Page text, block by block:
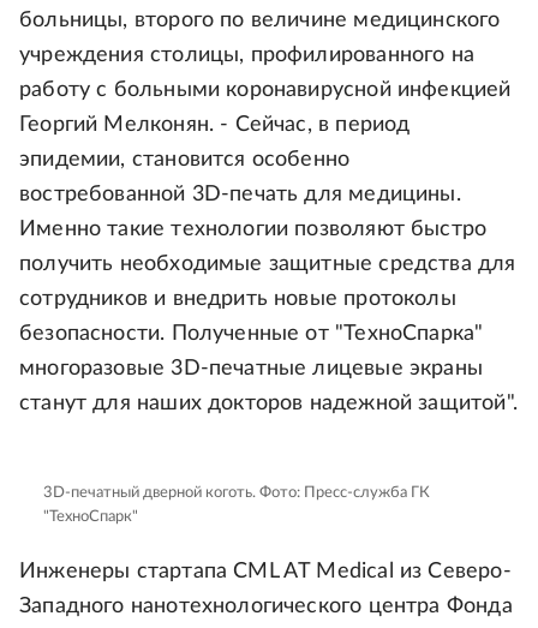
больницы, второго по величине медицинского
учреждения столицы, профилированного на
работу с больными коронавирусной инфекцией
Георгий Мелконян. - Сейчас, в период
эпидемии, становится особенно
востребованной 3D-печать для медицины.
Именно такие технологии позволяют быстро
получить необходимые защитные средства для
сотрудников и внедрить новые протоколы
безопасности. Полученные от "ТехноСпарка"
многоразовые 3D-печатные лицевые экраны
станут для наших докторов надежной защитой".
3D-печатный дверной коготь. Фото: Пресс-служба ГК
"ТехноСпарк"
Инженеры стартапа CML AT Medical из Северо-
Западного нанотехнологического центра Фонда